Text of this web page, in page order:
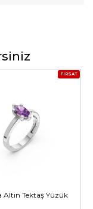
FIRSAT
Altın Tektaş Yüzük